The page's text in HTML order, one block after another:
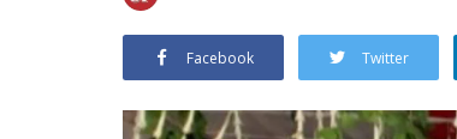
Facebook Twitter